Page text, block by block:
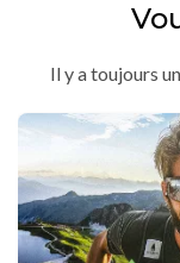
Il y a toujours